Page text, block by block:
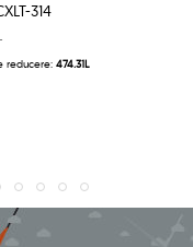
314
reducere: 474.31L